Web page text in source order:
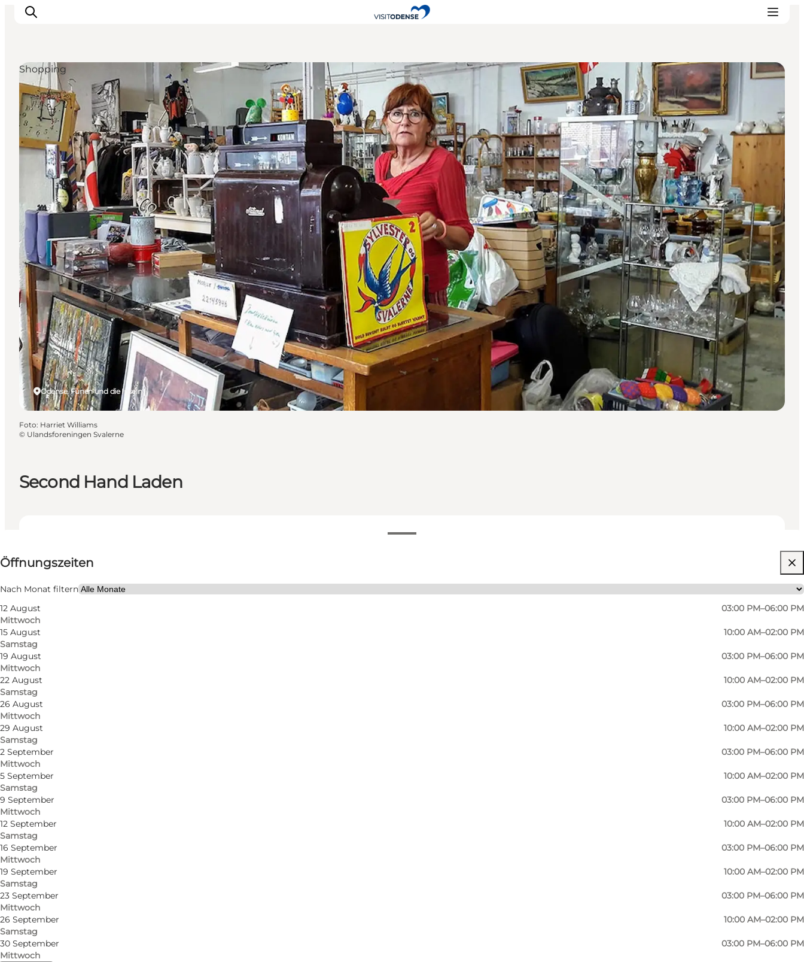
Odense erleben
Veranstaltungen
Reiseplanung
Inspiration
Second Hand Laden
Öffnungszeiten
Nach Monat filtern
12 August
Mittwoch
03:00 PM–06:00 PM
15 August
Samstag
10:00 AM–02:00 PM
19 August
Mittwoch
03:00 PM–06:00 PM
22 August
Samstag
10:00 AM–02:00 PM
26 August
Mittwoch
03:00 PM–06:00 PM
29 August
Samstag
10:00 AM–02:00 PM
2 September
Mittwoch
03:00 PM–06:00 PM
5 September
Samstag
10:00 AM–02:00 PM
9 September
Mittwoch
03:00 PM–06:00 PM
12 September
Samstag
10:00 AM–02:00 PM
16 September
Mittwoch
03:00 PM–06:00 PM
19 September
Samstag
10:00 AM–02:00 PM
23 September
Mittwoch
03:00 PM–06:00 PM
26 September
Samstag
10:00 AM–02:00 PM
30 September
Mittwoch
03:00 PM–06:00 PM
Website besuchen
Mir selbst, Freunde, Mein Partner
Odense, Fünen und die Inseln
Shopping
Foto: Harriet Williams
© Ulandsforeningen Svalerne